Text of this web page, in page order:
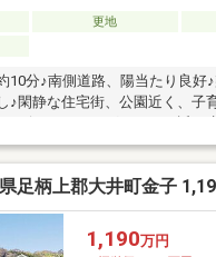
更地
10分♪南側道路、陽当たり良好
♪閑静な住宅街、公園近く、子
足柄上郡大井町金子
1,190万円